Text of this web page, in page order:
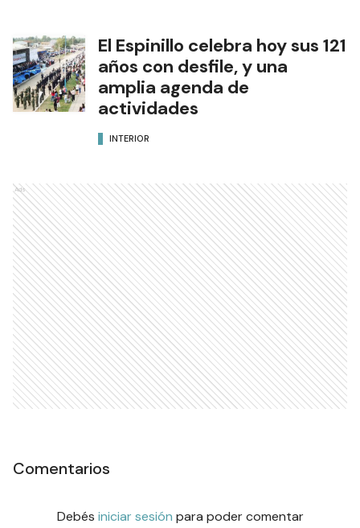
El Espinillo celebra hoy sus 121
años con desfile, y una
amplia agenda de
actividades
INTERIOR
Ads
Comentarios
Debés iniciar sesión para poder comentar